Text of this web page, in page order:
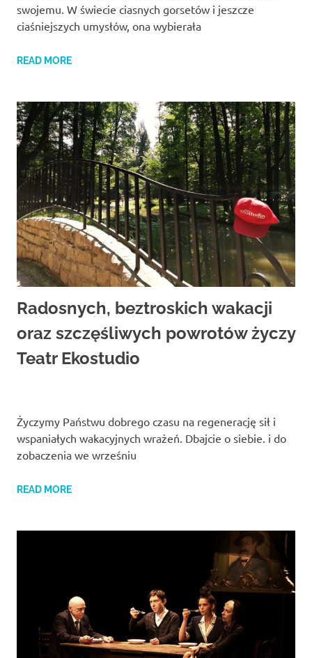
swojemu. W świecie ciasnych gorsetów i jeszcze
ciaśniejszych umysłów, ona wybierała
READ MORE
Radosnych, beztroskich wakacji
oraz szczęśliwych powrotów życzy
Teatr Ekostudio
Życzymy Państwu dobrego czasu na regenerację sił i
wspaniałych wakacyjnych wrażeń. Dbajcie o siebie. i do
zobaczenia we wrześniu
READ MORE